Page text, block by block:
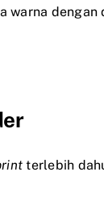
warna dengan
terlebih